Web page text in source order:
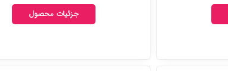
جزئیات محصول